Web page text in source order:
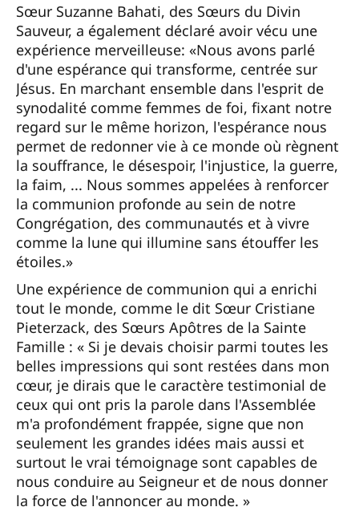
Sœur Suzanne Bahati, des Sœurs du Divin
Sauveur, a également déclaré avoir vécu une
expérience merveilleuse: «Nous avons parlé
d'une espérance qui transforme, centrée sur
Jésus. En marchant ensemble dans l'esprit de
synodalité comme femmes de foi, fixant notre
regard sur le même horizon, l'espérance nous
permet de redonner vie à ce monde où règnent
la souffrance, le désespoir, l'injustice, la guerre,
la faim, ... Nous sommes appelées à renforcer
la communion profonde au sein de notre
Congrégation, des communautés et à vivre
comme la lune qui illumine sans étouffer les
étoiles.»
Une expérience de communion qui a enrichi
tout le monde, comme le dit Sœur Cristiane
Pieterzack, des Sœurs Apôtres de la Sainte
Famille : « Si je devais choisir parmi toutes les
belles impressions qui sont restées dans mon
cœur, je dirais que le caractère testimonial de
ceux qui ont pris la parole dans l'Assemblée
m'a profondément frappée, signe que non
seulement les grandes idées mais aussi et
surtout le vrai témoignage sont capables de
nous conduire au Seigneur et de nous donner
la force de l'annoncer au monde. »